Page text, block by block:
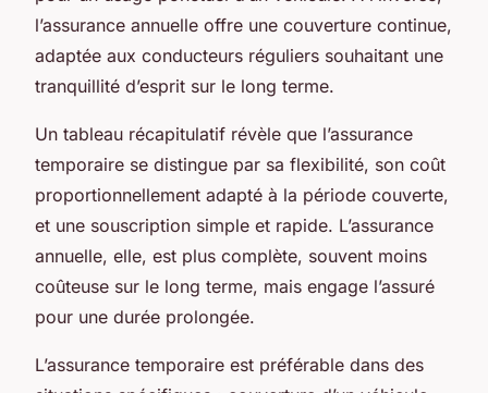
l’assurance annuelle offre une couverture continue,
adaptée aux conducteurs réguliers souhaitant une
tranquillité d’esprit sur le long terme.
Un tableau récapitulatif révèle que l’assurance
temporaire se distingue par sa flexibilité, son coût
proportionnellement adapté à la période couverte,
et une souscription simple et rapide. L’assurance
annuelle, elle, est plus complète, souvent moins
coûteuse sur le long terme, mais engage l’assuré
pour une durée prolongée.
L’assurance temporaire est préférable dans des